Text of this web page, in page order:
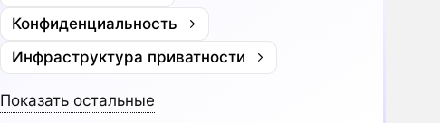
Конфиденциальность
Инфраструктура приватности
Показать остальные